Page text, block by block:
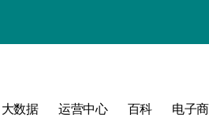
大数据 运营中心 百科 电子